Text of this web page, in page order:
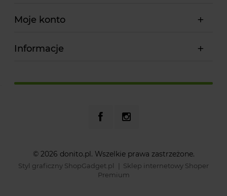
Moje konto
Informacje
© 2026 donito.pl. Wszelkie prawa zastrzeżone.
Styl graficzny ShopGadget.pl
Sklep internetowy Shoper
Premium